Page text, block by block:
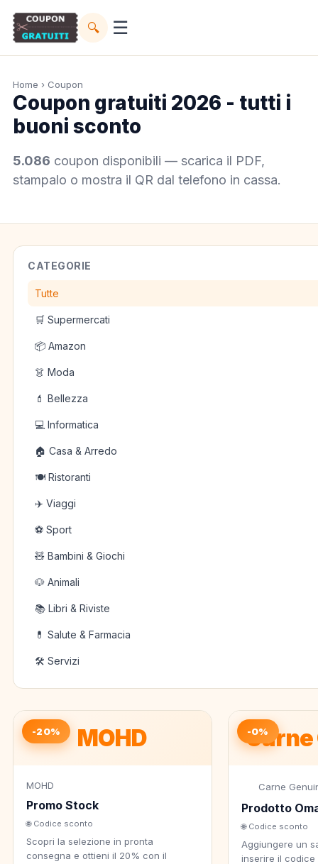
🔍 ☰
Home › Coupon
Coupon gratuiti 2026 - tutti i
buoni sconto
5.086 coupon disponibili — scarica il PDF,
stampalo o mostra il QR dal telefono in cassa.
CATEGORIE
Tutte
🛒 Supermercati
📦 Amazon
👗 Moda
💄 Bellezza
💻 Informatica
🏠 Casa & Arredo
🍽️ Ristoranti
✈️ Viaggi
⚽ Sport
🧸 Bambini & Giochi
🐶 Animali
📚 Libri & Riviste
💊 Salute & Farmacia
🛠️ Servizi
MOHD
-20%
MOHD
Promo Stock
🌐 Codice sconto
Scopri la selezione in pronta
consegna e ottieni il 20% con il
Carne
-0%
Carne
Prodotto
🌐 Codice sconto
Aggiungere un
inserire il